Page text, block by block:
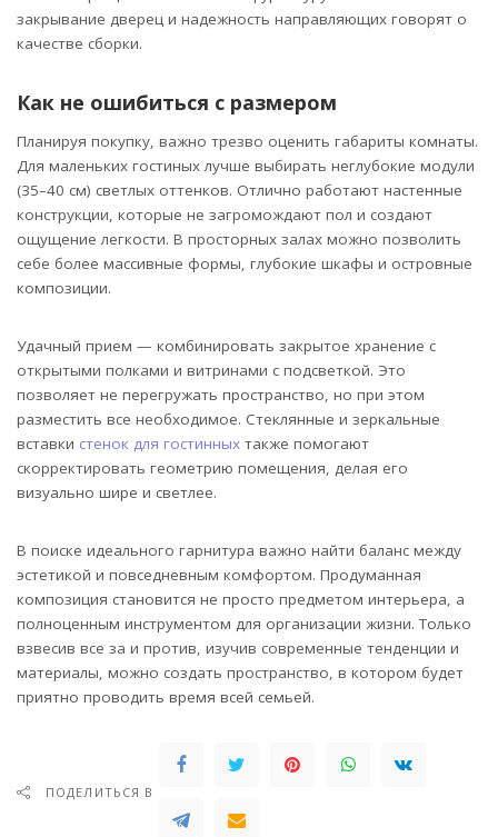
закрывание дверец и надежность направляющих говорят о
качестве сборки.
Как не ошибиться с размером
Планируя покупку, важно трезво оценить габариты комнаты.
Для маленьких гостиных лучше выбирать неглубокие модули
(35–40 см) светлых оттенков. Отлично работают настенные
конструкции, которые не загромождают пол и создают
ощущение легкости. В просторных залах можно позволить
себе более массивные формы, глубокие шкафы и островные
композиции.
Удачный прием — комбинировать закрытое хранение с
открытыми полками и витринами с подсветкой. Это
позволяет не перегружать пространство, но при этом
разместить все необходимое. Стеклянные и зеркальные
вставки стенок для гостинных также помогают
скорректировать геометрию помещения, делая его
визуально шире и светлее.
В поиске идеального гарнитура важно найти баланс между
эстетикой и повседневным комфортом. Продуманная
композиция становится не просто предметом интерьера, а
полноценным инструментом для организации жизни. Только
взвесив все за и против, изучив современные тенденции и
материалы, можно создать пространство, в котором будет
приятно проводить время всей семьей.
ПОДЕЛИТЬСЯ В